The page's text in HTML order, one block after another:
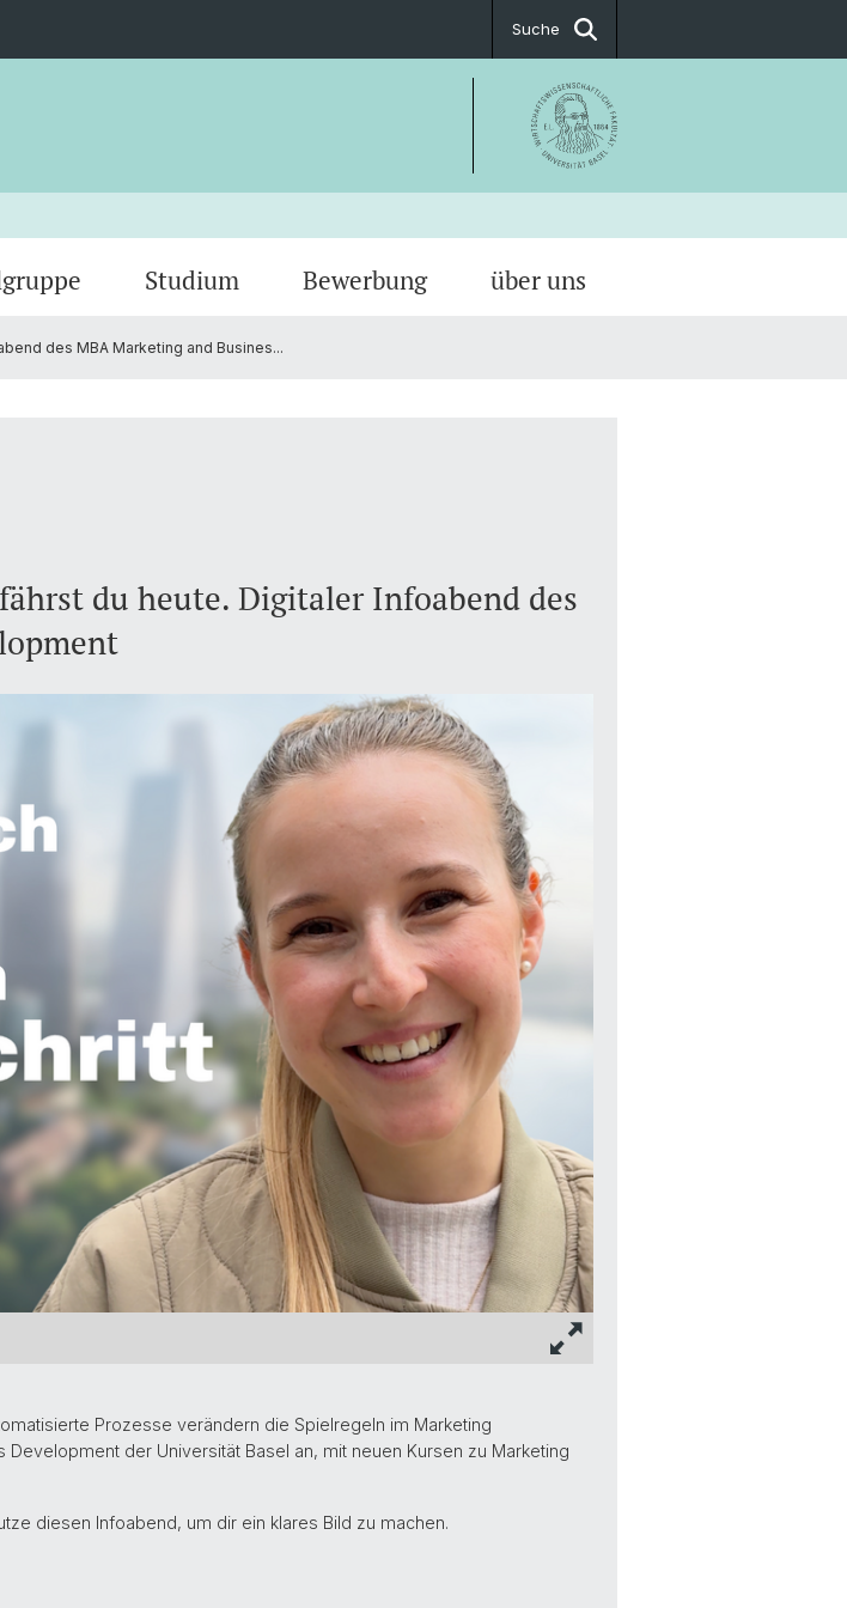
Suche
Studium Bewerbung über uns
des MBA Marketing and Busines...
du heute. Digitaler Infoabend des
Prozesse verändern die Spielregeln im Marketing
der Universität Basel an, mit neuen Kursen zu Marketing
diesen Infoabend, um dir ein klares Bild zu machen.